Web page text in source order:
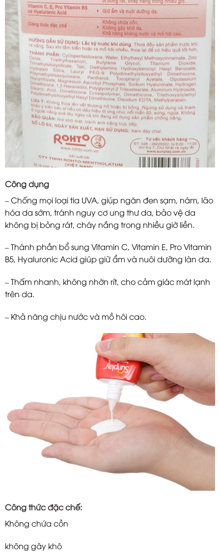
Công dụng
– Chống mọi loại tia UVA, giúp ngăn đen sạm, nám, lão
hóa da sớm, tránh nguy cơ ung thư da, bảo vệ da
không bị bỏng rát, cháy nắng trong nhiều giờ liền.
– Thành phần bổ sung Vitamin C, Vitamin E, Pro Vitamin
B5, Hyaluronic Acid giúp giữ ẩm và nuôi dưỡng làn da.
– Thấm nhanh, không nhờn rít, cho cảm giác mát lạnh
trên da.
– Khả năng chịu nước và mồ hôi cao.
Công thức đặc chế:
Không chứa cồn
không gây khô